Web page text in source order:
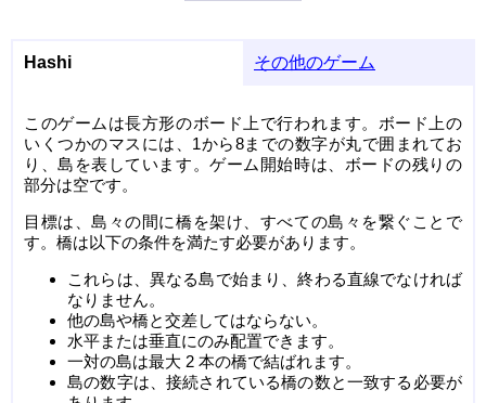
Hashi その他のゲーム
このゲームは長方形のボード上で行われます。ボード上の
いくつかのマスには、1から8までの数字が丸で囲まれてお
り、島を表しています。ゲーム開始時は、ボードの残りの
部分は空です。
目標は、島々の間に橋を架け、すべての島々を繋ぐことで
す。橋は以下の条件を満たす必要があります。
これらは、異なる島で始まり、終わる直線でなければ
なりません。
他の島や橋と交差してはならない。
水平または垂直にのみ配置できます。
一対の島は最大 2 本の橋で結ばれます。
島の数字は、接続されている橋の数と一致する必要が